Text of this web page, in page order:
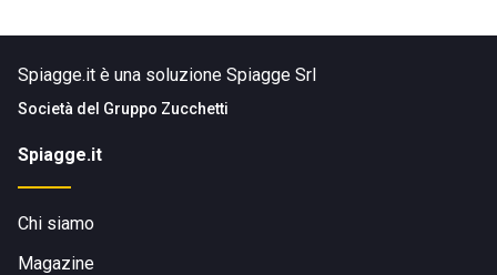
Spiagge.it è una soluzione Spiagge Srl
Società del Gruppo Zucchetti
Spiagge.it
Chi siamo
Magazine